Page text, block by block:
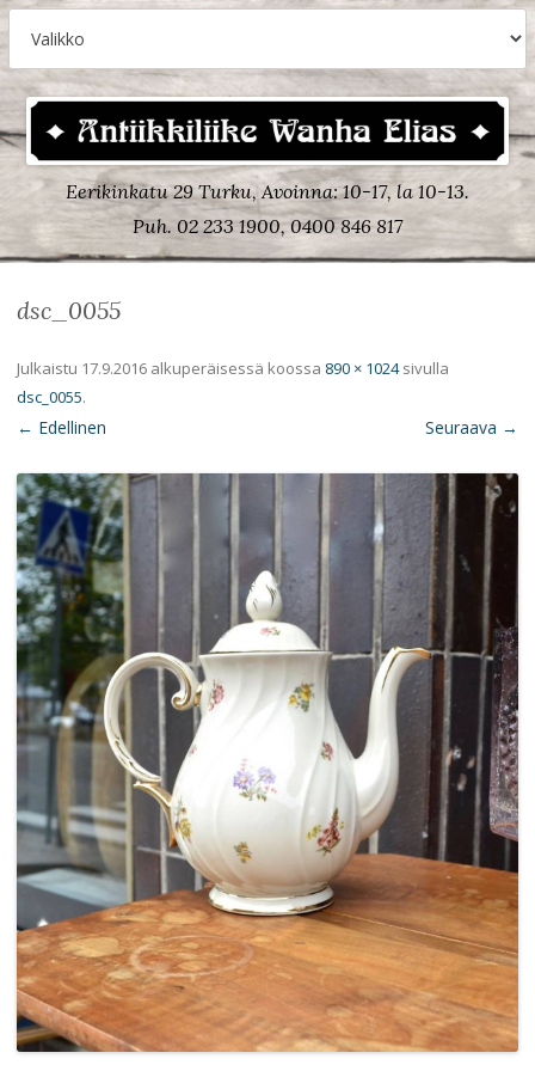
Eerikinkatu 29 Turku, Avoinna: 10-17, la 10-13.
Puh. 02 233 1900, 0400 846 817
dsc_0055
Julkaistu 17.9.2016 alkuperäisessä koossa 890 × 1024sivulla
dsc_0055.
← Edellinen Seuraava →